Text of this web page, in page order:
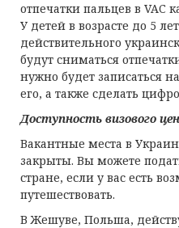
отпечатки пальцев в VAC
У детей в возрасте до 5
действительного
будут сниматься
нужно будет записаться
его, а также сделать
Доступность визового
Вакантные места в
закрыты. Вы можете
стране, если у вас есть
путешествовать.
В Жешуве, Польша,